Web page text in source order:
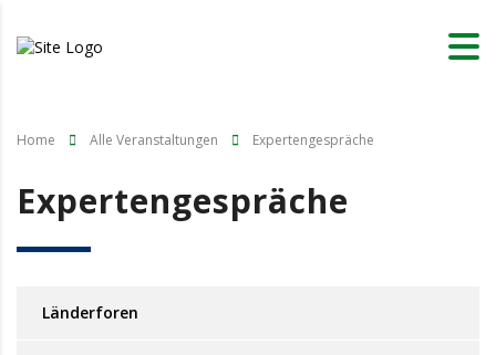
Home Alle Veranstaltungen Expertengespräche
Expertengespräche
Länderforen